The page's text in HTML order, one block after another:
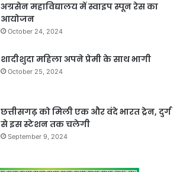
अग्रसेन महाविद्यालय में स्वाइप स्पून रेस का
आयोजन
October 24, 2024
शादीशुदा महिला अपने प्रेमी के साथ भागी
October 25, 2024
छत्तीसगढ़ को मिली एक और वंदे भारत ट्रेन, दुर्ग
से इस स्टेशन तक चलेगी
September 9, 2024